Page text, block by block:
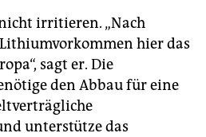
irritieren. „Nach
hier das
sagt er. Die
den Abbau für eine
unterstütze das